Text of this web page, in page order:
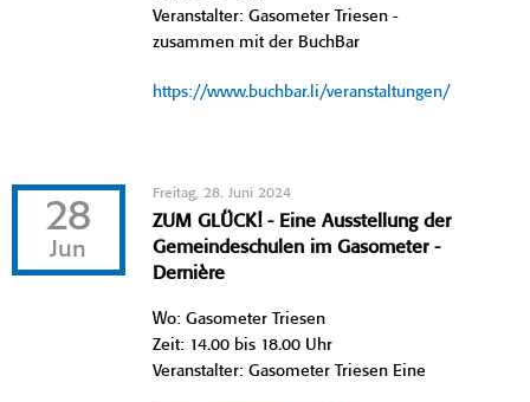
Veranstalter: Gasometer Triesen -
zusammen mit der BuchBar
https://www.buchbar.li/veranstaltungen/
28
Jun
Freitag, 28. Juni 2024
ZUM GLÜCK! - Eine Ausstellung der
Gemeindeschulen im Gasometer -
Dernière
Wo: Gasometer Triesen
Zeit: 14.00 bis 18.00 Uhr
Veranstalter: Gasometer Triesen Eine